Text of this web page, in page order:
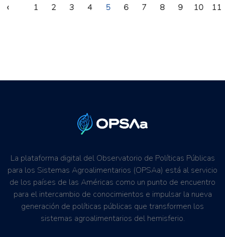
‹ 1 2 3 4 5 6 7 8 9 10 11
La plataforma digital del Observatorio de Políticas Públicas
para los Sistemas Agroalimentarios (OPSAa) está al servicio
de los países de las Américas como un punto de encuentro
para el intercambio de conocimientos e impulsar la nueva
generación de políticas públicas que transformen los
sistemas agroalimentarios del hemisferio.